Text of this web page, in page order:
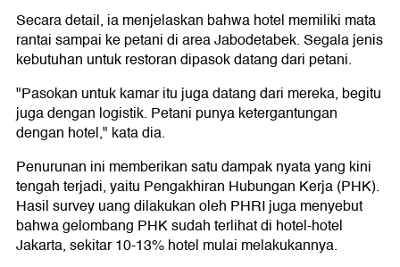
Secara detail, ia menjelaskan bahwa hotel memiliki mata
rantai sampai ke petani di area Jabodetabek. Segala jenis
kebutuhan untuk restoran dipasok datang dari petani.
"Pasokan untuk kamar itu juga datang dari mereka, begitu
juga dengan logistik. Petani punya ketergantungan
dengan hotel," kata dia.
Penurunan ini memberikan satu dampak nyata yang kini
tengah terjadi, yaitu Pengakhiran Hubungan Kerja (PHK).
Hasil survey uang dilakukan oleh PHRI juga menyebut
bahwa gelombang PHK sudah terlihat di hotel-hotel
Jakarta, sekitar 10-13% hotel mulai melakukannya.